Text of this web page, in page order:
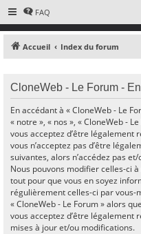
FAQ
Accueil Index du forum
CloneWeb - Le Forum -
En accédant à « CloneWeb - Le
« notre », « nos », « CloneWeb -
vous acceptez d’être légalement
vous n’acceptez pas d’être
suivantes, alors n’accédez pas
Nous pouvons modifier celles-ci
tout pour que vous en soyez
régulièrement celles-ci par vous-
« CloneWeb - Le Forum » alors
vous acceptez d’être légalement
mises à jour et/ou modifications.